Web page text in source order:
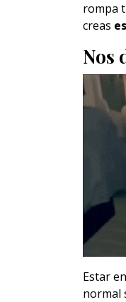
rompa
creas
Nos
Estar
normal